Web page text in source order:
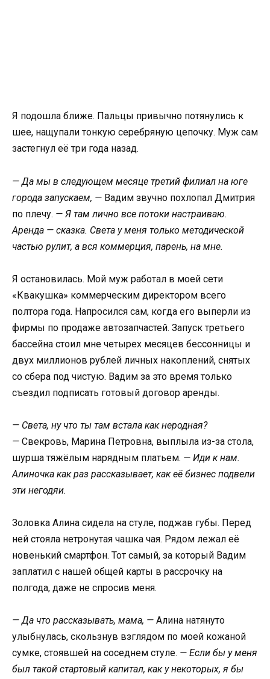
Я подошла ближе. Пальцы привычно потянулись к
шее, нащупали тонкую серебряную цепочку. Муж сам
застегнул её три года назад.
— Да мы в следующем месяце третий филиал на юге
города запускаем, — Вадим звучно похлопал Дмитрия
по плечу. — Я там лично все потоки настраиваю.
Аренда — сказка. Света у меня только методической
частью рулит, а вся коммерция, парень, на мне.
Я остановилась. Мой муж работал в моей сети
«Квакушка» коммерческим директором всего
полтора года. Напросился сам, когда его выперли из
фирмы по продаже автозапчастей. Запуск третьего
бассейна стоил мне четырех месяцев бессонницы и
двух миллионов рублей личных накоплений, снятых
со сбера под чистую. Вадим за это время только
съездил подписать готовый договор аренды.
— Света, ну что ты там встала как неродная?
— Свекровь, Марина Петровна, выплыла из-за стола,
шурша тяжёлым нарядным платьем. — Иди к нам.
Алиночка как раз рассказывает, как её бизнес подвели
эти негодяи.
Золовка Алина сидела на стуле, поджав губы. Перед
ней стояла нетронутая чашка чая. Рядом лежал её
новенький смартфон. Тот самый, за который Вадим
заплатил с нашей общей карты в рассрочку на
полгода, даже не спросив меня.
— Да что рассказывать, мама, — Алина натянуто
улыбнулась, скользнув взглядом по моей кожаной
сумке, стоявшей на соседнем стуле. — Если бы у меня
был такой стартовый капитал, как у некоторых, я бы